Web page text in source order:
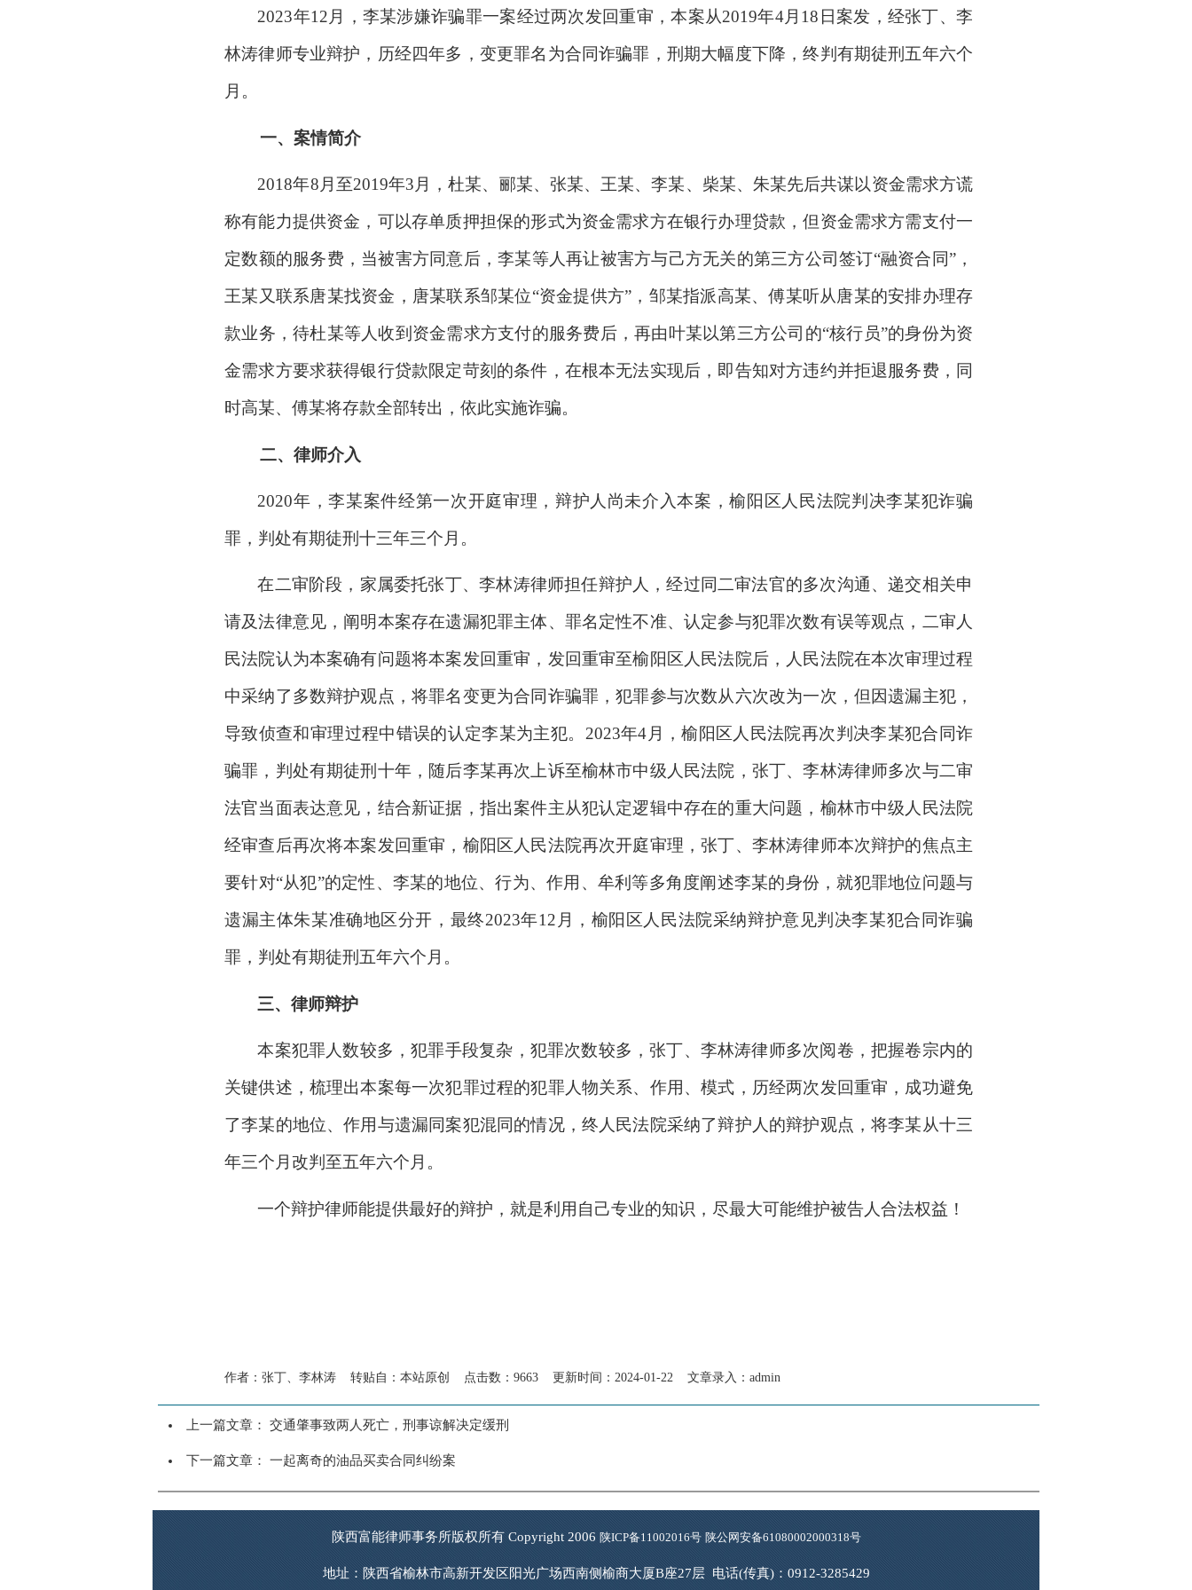
2023年12月，李某涉嫌诈骗罪一案经过两次发回重审，本案从2019年4月18日案发，经张丁、李
林涛律师专业辩护，历经四年多，变更罪名为合同诈骗罪，刑期大幅度下降，终判有期徒刑五年六个
月。
一、案情简介
2018年8月至2019年3月，杜某、郦某、张某、王某、李某、柴某、朱某先后共谋以资金需求方谎
称有能力提供资金，可以存单质押担保的形式为资金需求方在银行办理贷款，但资金需求方需支付一
定数额的服务费，当被害方同意后，李某等人再让被害方与己方无关的第三方公司签订“融资合同”，
王某又联系唐某找资金，唐某联系邹某位“资金提供方”，邹某指派高某、傅某听从唐某的安排办理存
款业务，待杜某等人收到资金需求方支付的服务费后，再由叶某以第三方公司的“核行员”的身份为资
金需求方要求获得银行贷款限定苛刻的条件，在根本无法实现后，即告知对方违约并拒退服务费，同
时高某、傅某将存款全部转出，依此实施诈骗。
二、律师介入
2020年，李某案件经第一次开庭审理，辩护人尚未介入本案，榆阳区人民法院判决李某犯诈骗
罪，判处有期徒刑十三年三个月。
在二审阶段，家属委托张丁、李林涛律师担任辩护人，经过同二审法官的多次沟通、递交相关申
请及法律意见，阐明本案存在遗漏犯罪主体、罪名定性不准、认定参与犯罪次数有误等观点，二审人
民法院认为本案确有问题将本案发回重审，发回重审至榆阳区人民法院后，人民法院在本次审理过程
中采纳了多数辩护观点，将罪名变更为合同诈骗罪，犯罪参与次数从六次改为一次，但因遗漏主犯，
导致侦查和审理过程中错误的认定李某为主犯。 2023年4月，榆阳区人民法院再次判决李某犯合同诈
骗罪，判处有期徒刑十年，随后李某再次上诉至榆林市中级人民法院，张丁、李林涛律师多次与二审
法官当面表达意见，结合新证据，指出案件主从犯认定逻辑中存在的重大问题，榆林市中级人民法院
经审查后再次将本案发回重审，榆阳区人民法院再次开庭审理，张丁、李林涛律师本次辩护的焦点主
要针对“从犯”的定性、李某的地位、行为、作用、牟利等多角度阐述李某的身份，就犯罪地位问题与
遗漏主体朱某准确地区分开，最终2023年12月，榆阳区人民法院采纳辩护意见判决李某犯合同诈骗
罪，判处有期徒刑五年六个月。
三、律师辩护
本案犯罪人数较多，犯罪手段复杂，犯罪次数较多，张丁、李林涛律师多次阅卷，把握卷宗内的
关键供述，梳理出本案每一次犯罪过程的犯罪人物关系、作用、模式，历经两次发回重审，成功避免
了李某的地位、作用与遗漏同案犯混同的情况，终人民法院采纳了辩护人的辩护观点，将李某从十三
年三个月改判至五年六个月。
一个辩护律师能提供最好的辩护，就是利用自己专业的知识，尽最大可能维护被告人合法权益！
作者：张丁、李林涛 转贴自：本站原创 点击数：9663 更新时间：2024-01-22 文章录入： admin
上一篇文章： 交通肇事致两人死亡，刑事谅解决定缓刑
下一篇文章： 一起离奇的油品买卖合同纠纷案
陕西富能律师事务所版权所有 Copyright 2006 陕ICP备11002016号 陕公网安备61080002000318号
地址：陕西省榆林市高新开发区阳光广场西南侧榆商大厦B座27层 电话(传真)：0912-3285429